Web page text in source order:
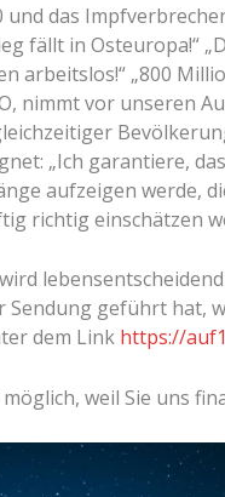
und das
fällt in Osteuropa!“
arbeitslos!“ „800
nimmt vor unseren
„Ich garantiere,
aufzeigen werde,
richtig einschätzen
geführt hat,
dem Link https://
weil Sie uns